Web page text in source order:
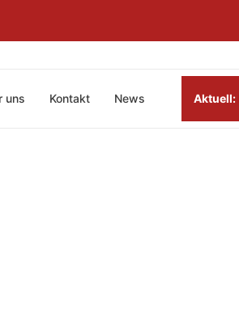
uns Kontakt News Aktuell: